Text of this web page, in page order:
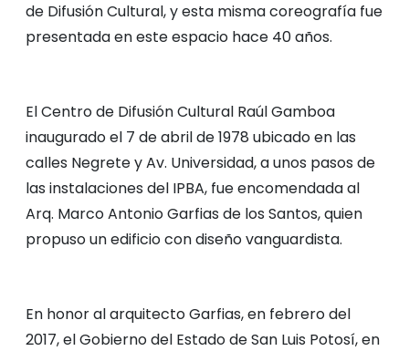
de Difusión Cultural, y esta misma coreografía fue
presentada en este espacio hace 40 años.
El Centro de Difusión Cultural Raúl Gamboa
inaugurado el 7 de abril de 1978 ubicado en las
calles Negrete y Av. Universidad, a unos pasos de
las instalaciones del IPBA, fue encomendada al
Arq. Marco Antonio Garfias de los Santos, quien
propuso un edificio con diseño vanguardista.
En honor al arquitecto Garfias, en febrero del
2017, el Gobierno del Estado de San Luis Potosí, en